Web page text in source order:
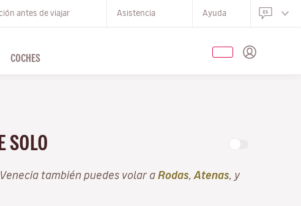
antes de viajar Asistencia Ayuda
COCHES
SOLO
Venecia también puedes volar a Rodas Atenas , y